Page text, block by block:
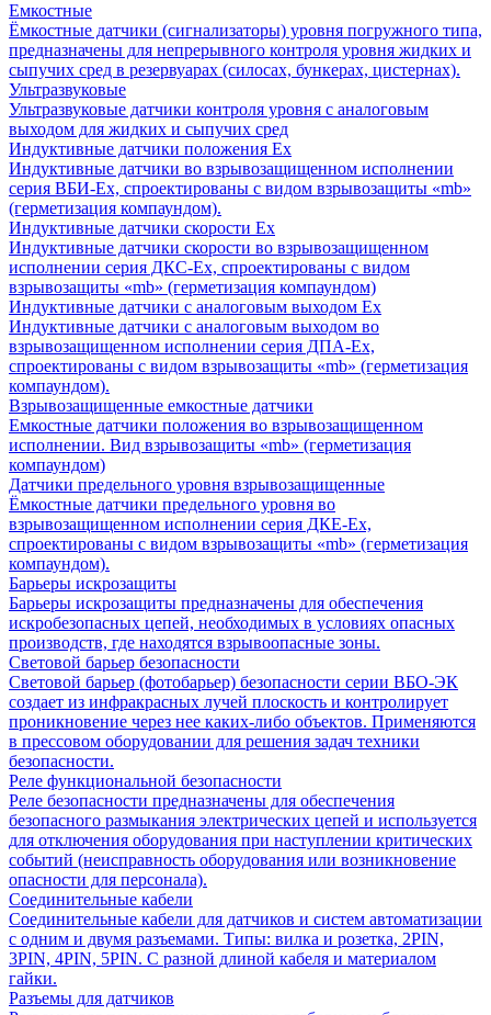
Емкостные
Ёмкостные датчики (сигнализаторы) уровня погружного типа,
предназначены для непрерывного контроля уровня жидких и
сыпучих сред в резервуарах (силосах, бункерах, цистернах).
Ультразвуковые
Ультразвуковые датчики контроля уровня с аналоговым
выходом для жидких и сыпучих сред
Индуктивные датчики положения Ех
Индуктивные датчики во взрывозащищенном исполнении
серия ВБИ-Ех, спроектированы с видом взрывозащиты «mb»
(герметизация компаундом).
Индуктивные датчики скорости Ех
Индуктивные датчики скорости во взрывозащищенном
исполнении серия ДКС-Ех, спроектированы с видом
взрывозащиты «mb» (герметизация компаундом)
Индуктивные датчики с аналоговым выходом Ех
Индуктивные датчики с аналоговым выходом во
взрывозащищенном исполнении серия ДПА-Ех,
спроектированы с видом взрывозащиты «mb» (герметизация
компаундом).
Взрывозащищенные емкостные датчики
Емкостные датчики положения во взрывозащищенном
исполнении. Вид взрывозащиты «mb» (герметизация
компаундом)
Датчики предельного уровня взрывозащищенные
Ёмкостные датчики предельного уровня во
взрывозащищенном исполнении серия ДКЕ-Ех,
спроектированы с видом взрывозащиты «mb» (герметизация
компаундом).
Барьеры искрозащиты
Барьеры искрозащиты предназначены для обеспечения
искробезопасных цепей, необходимых в условиях опасных
производств, где находятся взрывоопасные зоны.
Световой барьер безопасности
Световой барьер (фотобарьер) безопасности серии ВБО-ЭК
создает из инфракрасных лучей плоскость и контролирует
проникновение через нее каких-либо объектов. Применяются
в прессовом оборудовании для решения задач техники
безопасности.
Реле функциональной безопасности
Реле безопасности предназначены для обеспечения
безопасного размыкания электрических цепей и используется
для отключения оборудования при наступлении критических
событий (неисправность оборудования или возникновение
опасности для персонала).
Соединительные кабели
Соединительные кабели для датчиков и систем автоматизации
с одним и двумя разъемами. Типы: вилка и розетка, 2PIN,
3PIN, 4PIN, 5PIN. С разной длиной кабеля и материалом
гайки.
Разъемы для датчиков